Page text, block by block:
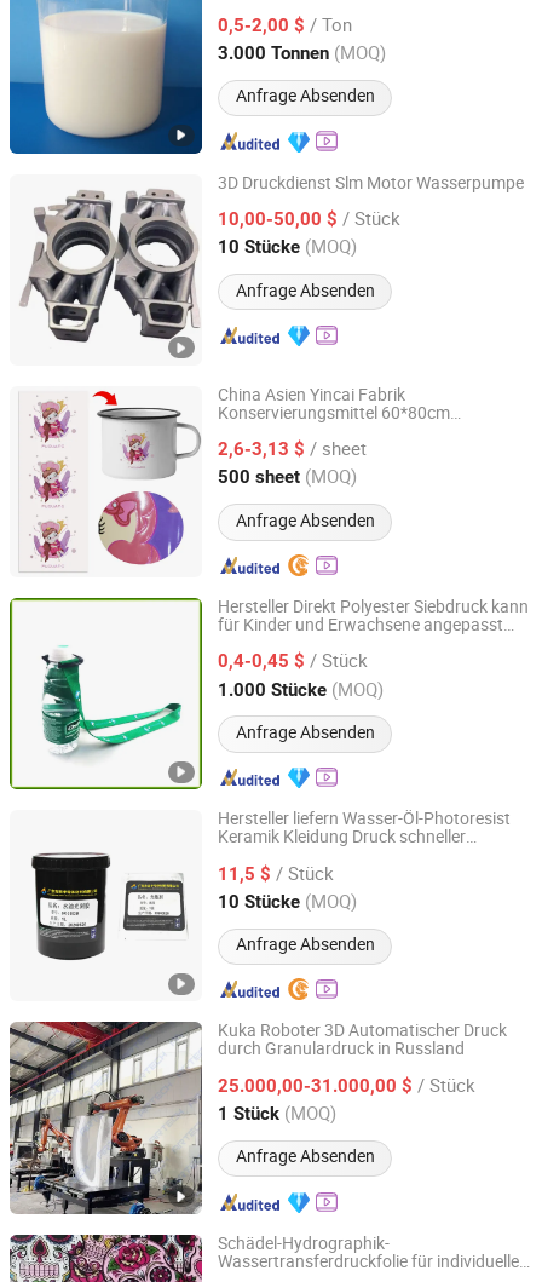
0,5-2,00 $ / Ton
3.000 Tonnen (MOQ)
Anfrage Absenden
Jiangsu, China Seit 2022
3D Druckdienst Slm Motor Wasserpumpe
10,00-50,00 $ / Stück
10 Stücke (MOQ)
Anfrage Absenden
Jinjiang Sidebo Technology Industrial Co., Ltd.
Fujian, China Seit 2025
China Asien Yincai Fabrik
Konservierungsmittel 60*80cm
Metallbecher
2,6-3,13 $ / sheet
500 sheet (MOQ)
Anfrage Absenden
Guangdong Yincai Science & Technology Co., Ltd.
Guangdong, China Seit 2021
Hersteller Direkt Polyester Siebdruck kann
für Kinder und Erwachsene angepasst
Seil Sprudelwasserflasche Schnalle
0,4-0,45 $ / Stück
1.000 Stücke (MOQ)
Anfrage Absenden
GUANGZHOU JIABEI CO.,LTD.
Guangdong, China Seit 2024
Hersteller liefern Wasser-Öl-Photoresist
Keramik Kleidung Druck schneller
11,5 $ / Stück
10 Stücke (MOQ)
Anfrage Absenden
DONG GUAN CITY YOSHIDA WELDING MATERIALS
CO.,LTD
Guangdong, China
Kuka Roboter 3D Automatischer Druck
durch Granulardruck in Russland
25.000,00-31.000,00 $ / Stück
1 Stück (MOQ)
Anfrage Absenden
Jinan Artech Machinery Co., Ltd.
Shandong, China Seit 2019
Schädel-Hydrographik-
Wassertransferdruckfolie für individuelle
Shenzhen BST Industry Co.,Ltd